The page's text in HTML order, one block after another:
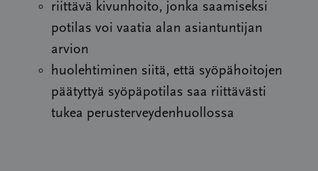
riittävä kivunhoito, jonka saamiseksi
potilas voi vaatia alan asiantuntijan
arvion
huolehtiminen siitä, että syöpähoitojen
päätyttyä syöpäpotilas saa riittävästi
tukea perusterveydenhuollossa